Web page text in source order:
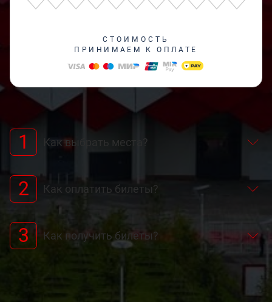
СТОИМОСТЬ
ПРИНИМАЕМ К ОПЛАТЕ
1 Как выбрать места?
2 Как оплатить билеты?
3 Как получить билеты?